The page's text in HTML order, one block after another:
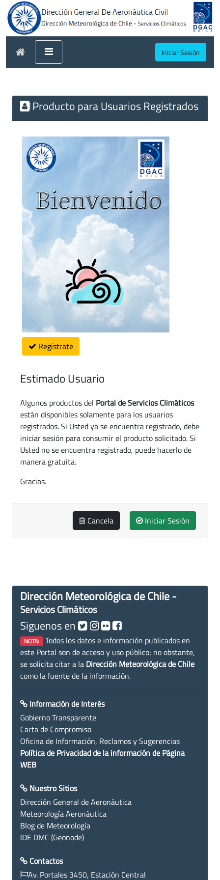
Iniciar Sesión
Producto para Usuarios Registrados
Regístrate
Estimado Usuario
Algunos productos del Portal de Servicios Climáticos
están disponibles solamente para los usuarios
registrados. Si Usted ya se encuentra registrado, debe
iniciar sesión para consumir el producto solicitado. Si
Usted no se encuentra registrado, puede hacerlo de
manera gratuita.
Gracias.
Cancela Iniciar Sesión
Dirección Meteorológica de Chile -
Servicios Climáticos
Siguenos en
NOTA: Todos los datos e información publicados en
este Portal son de acceso y uso público; no obstante,
se solicita citar a la Dirección Meteorológica de Chile
como la fuente de la información.
Información de Interés
Gobierno Transparente
Carta de Compromiso
Oficina de Información, Reclamos y Sugerencias
Política de Privacidad de la información de Página
WEB
Nuestro Sitios
Dirección General de Aeronáutica
Meteorología Aeronáutica
Blog de Meteorología
IDE DMC (Geonode)
Contactos
Av. Portales 3450, Estación Central